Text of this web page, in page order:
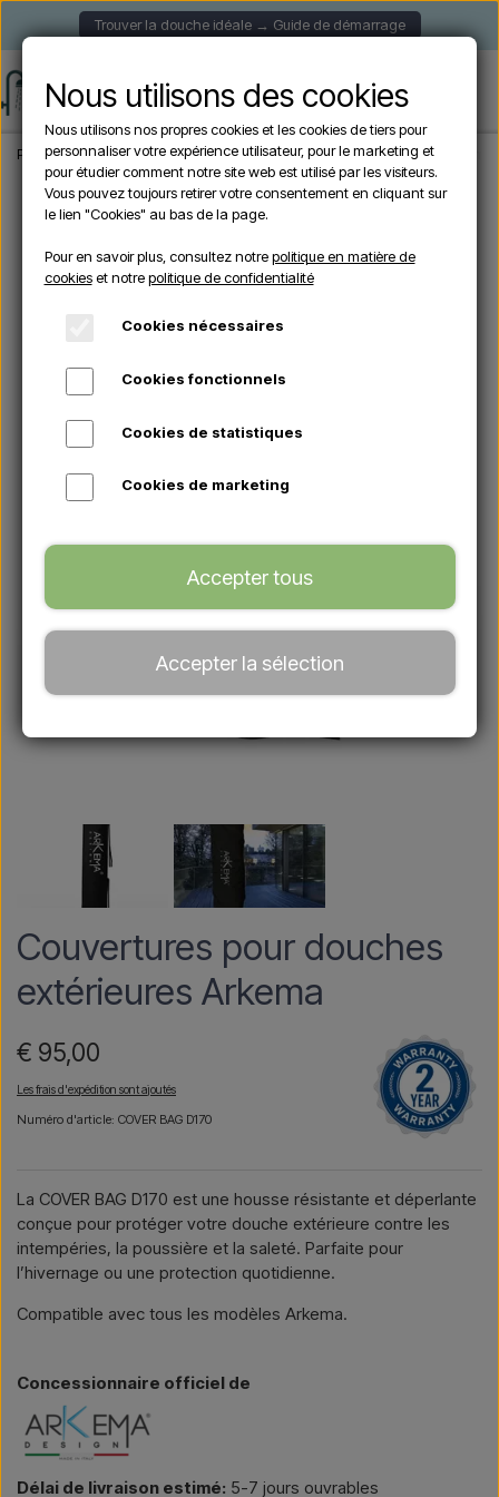
Trouver la douche idéale → Guide de démarrage
Page d'accueil Accessoires Couvertures pour douches extérieures Arkema
Couvertures pour douches
extérieures Arkema
€ 95,00
Les frais d'expédition sont ajoutés
Numéro d'article: COVER BAG D170
La COVER BAG D170 est une housse résistante et déperlante
conçue pour protéger votre douche extérieure contre les
intempéries, la poussière et la saleté. Parfaite pour
l’hivernage ou une protection quotidienne.
Compatible avec tous les modèles Arkema.
Concessionnaire officiel de
Délai de livraison estimé: 5-7 jours ouvrables
Nous utilisons des cookies
Nous utilisons nos propres cookies et les cookies de tiers pour
personnaliser votre expérience utilisateur, pour le marketing et
pour étudier comment notre site web est utilisé par les visiteurs.
Vous pouvez toujours retirer votre consentement en cliquant sur
le lien "Cookies" au bas de la page.
Pour en savoir plus, consultez notrepolitique en matière de
cookieset notrepolitique de confidentialité
Cookies nécessaires
Cookies fonctionnels
Cookies de statistiques
Cookies de marketing
Accepter tous
Accepter la sélection